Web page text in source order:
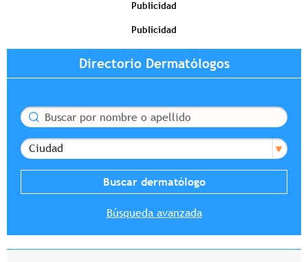
Publicidad
Publicidad
Directorio Dermatólogos
Buscar
Ciudad
Búsqueda avanzada